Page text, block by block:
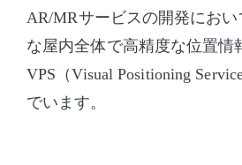
AR/MRサービスの開発にお
な屋内全体で高精度な位置情
VPS（Visual Positioning
でいます。